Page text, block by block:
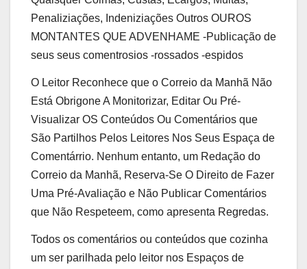
Penaliziações, Indeniziações Outros OUROS
MONTANTES QUE ADVENHAME -Publicação de
seus seus comentrosios -rossados ​​-espidos
O Leitor Reconhece que o Correio da Manhã Não
Está Obrigone A Monitorizar, Editar Ou Pré-
Visualizar OS Conteúdos Ou Comentários que
São Partilhos Pelos Leitores Nos Seus Espaça de
Comentárrio. Nenhum entanto, um Redação do
Correio da Manhã, Reserva-Se O Direito de Fazer
Uma Pré-Avaliação e Não Publicar Comentários
que Não Respeteem, como apresenta Regredas.
Todos os comentários ou conteúdos que cozinha
um ser parilhada pelo leitor nos Espaços de